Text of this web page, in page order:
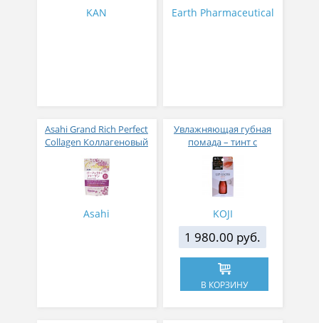
KAN Earth Pharmaceutical
Asahi Grand Rich Perfect
Collagen Коллагеновый
плацентой и
изофлавонами сои 228
гр
Asahi
Увлажняющая губная
помада – тинт с
аппликатором KOJI,
Красно-оранжевый
KOJI
1 980.00 руб.
В КОРЗИНУ